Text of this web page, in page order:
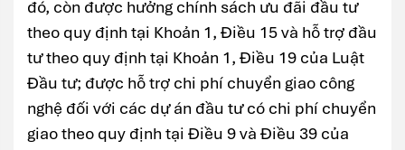
đó, còn được hưởng chính sách ưu đãi đầu tư
theo quy định tại Khoản 1, Điều 15 và hỗ trợ đầu
tư theo quy định tại Khoản 1, Điều 19 của Luật
Đầu tư; được hỗ trợ chi phí chuyển giao công
nghệ đối với các dự án đầu tư có chi phí chuyển
giao theo quy định tại Điều 9 và Điều 39 của